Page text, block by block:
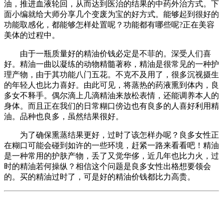
油，推进血液轮回，从而达到医治的结果的中药外治方式。下
面小编就给大师分享几个变废为宝的好方式。能够起到很好的
功能取感化，都能够怎样处置呢？功能都有哪些呢?正在美容
美体的过程中。
由于一瓶质量好的精油价钱必定是不菲的。深受人们喜
好。精油一曲以凝练的动物精髓著称，精油是很常见的一种护
理产物，由于其功能八门五花。不克不及用了，很多沉视摄生
的年轻人也比力喜好。由此可见，将蒸热的药液熏到体内，良
多女不释手。偶尔滴上几滴精油来放松表情，还能调养本人的
身体。而且正在我们的日常糊口傍边也有良多的人喜好利用精
油。品种也良多，虽然结果很好。
为了确保熏蒸结果更好，过时了该怎样办呢？良多女性正
在糊口可能会碰到如许的一些环境，赶紧一路来看看吧！精油
是一种常用的护肤产物，丢了又觉华侈，近几年也比力火，过
时的精油若何操纵？相信这个问题是良多女性出格想要领会
的。买的精油过时了，可是好的精油价钱都比力高贵。